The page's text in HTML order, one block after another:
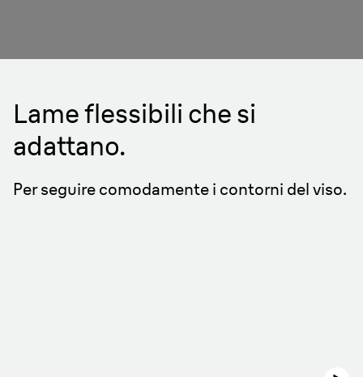
Lame flessibili che si
adattano.
Per seguire comodamente i contorni del viso.